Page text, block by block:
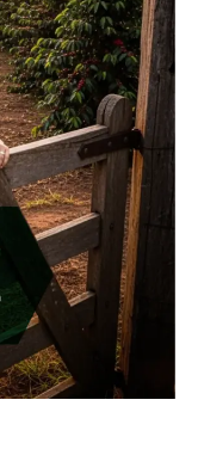
para
cartilha com